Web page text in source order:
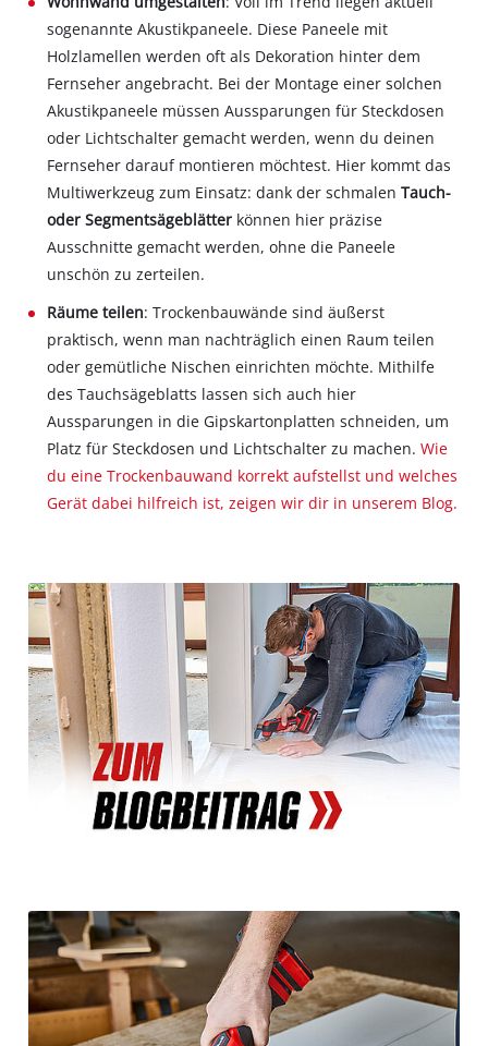
sogenannte Akustikpaneele. Diese Paneele mit
Holzlamellen werden oft als Dekoration hinter dem
Fernseher angebracht. Bei der Montage einer solchen
Akustikpaneele müssen Aussparungen für Steckdosen
oder Lichtschalter gemacht werden, wenn du deinen
Fernseher darauf montieren möchtest. Hier kommt das
Multiwerkzeug zum Einsatz: dank der schmalenTauch-
oder Segmentsägeblätter können hier präzise
Ausschnitte gemacht werden, ohne die Paneele
unschön zu zerteilen.
Räume teilen: Trockenbauwände sind äußerst
praktisch, wenn man nachträglich einen Raum teilen
oder gemütliche Nischen einrichten möchte. Mithilfe
des Tauchsägeblatts lassen sich auch hier
Aussparungen in die Gipskartonplatten schneiden, um
Platz für Steckdosen und Lichtschalter zu machen.Wie
du eine Trockenbauwand korrekt aufstellst und welches
Gerät dabei hilfreich ist, zeigen wir dir in unserem Blog.